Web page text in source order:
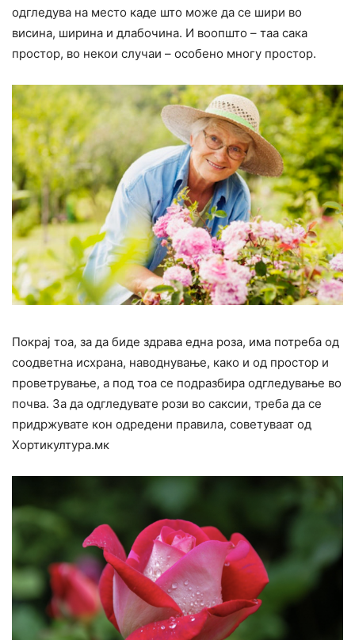
одгледува на место каде што може да се шири во
висина, ширина и длабочина. И воопшто – таа сака
простор, во некои случаи – особено многу простор.
Покрај тоа, за да биде здрава една роза, има потреба од
соодветна исхрана, наводнување, како и од простор и
проветрување, а под тоа се подразбира одгледување во
почва. За да одгледувате рози во саксии, треба да се
придржувате кон одредени правила, советуваат од
Хортикултура.мк